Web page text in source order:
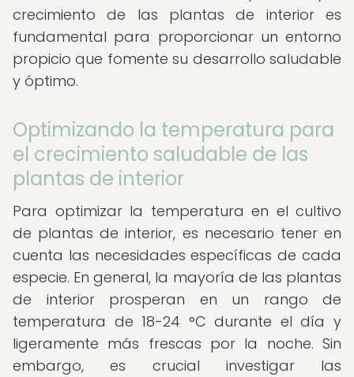
crecimiento de las plantas de interior es
fundamental para proporcionar un entorno
propicio que fomente su desarrollo saludable
y óptimo.
Optimizando la temperatura para
el crecimiento saludable de las
plantas de interior
Para optimizar la temperatura en el cultivo
de plantas de interior, es necesario tener en
cuenta las necesidades específicas de cada
especie. En general, la mayoría de las plantas
de interior prosperan en un rango de
temperatura de 18-24 °C durante el día y
ligeramente más frescas por la noche. Sin
embargo, es crucial investigar las